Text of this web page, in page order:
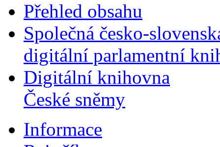
Přehled obsahu
Společná česko-
digitální parlamentní
Digitální knihovna
České sněmy
Informace